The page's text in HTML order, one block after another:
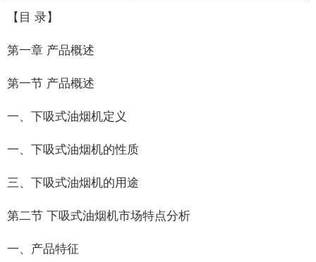
【目 录】
第一章 产品概述
第一节 产品概述
一、下吸式油烟机定义
一、下吸式油烟机的性质
三、下吸式油烟机的用途
第二节 下吸式油烟机市场特点分析
一、产品特征